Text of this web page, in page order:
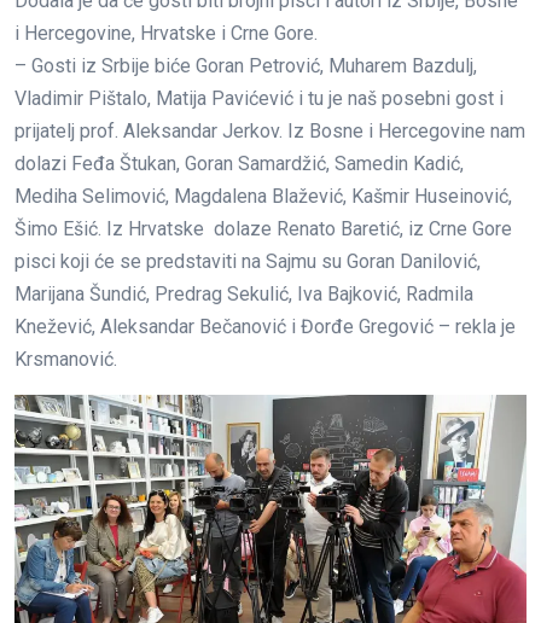
i Hercegovine, Hrvatske i Crne Gore.
– Gosti iz Srbije biće Goran Petrović, Muharem Bazdulj,
Vladimir Pištalo, Matija Pavićević i tu je naš posebni gost i
prijatelj prof. Aleksandar Jerkov. Iz Bosne i Hercegovine nam
dolazi Feđa Štukan, Goran Samardžić, Samedin Kadić,
Mediha Selimović, Magdalena Blažević, Kašmir Huseinović,
Šimo Ešić. Iz Hrvatske dolaze Renato Baretić, iz Crne Gore
pisci koji će se predstaviti na Sajmu su Goran Danilović,
Marijana Šundić, Predrag Sekulić, Iva Bajković, Radmila
Knežević, Aleksandar Bečanović i Đorđe Gregović – rekla je
Krsmanović.